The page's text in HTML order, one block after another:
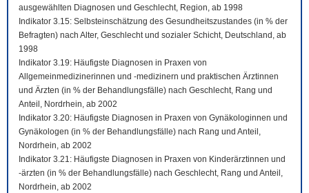
ausgewählten Diagnosen und Geschlecht, Region, ab 1998
Indikator 3.15: Selbsteinschätzung des Gesundheitszustandes (in % der
Befragten) nach Alter, Geschlecht und sozialer Schicht, Deutschland, ab
1998
Indikator 3.19: Häufigste Diagnosen in Praxen von
Allgemeinmedizinerinnen und -medizinern und praktischen Ärztinnen
und Ärzten (in % der Behandlungsfälle) nach Geschlecht, Rang und
Anteil, Nordrhein, ab 2002
Indikator 3.20: Häufigste Diagnosen in Praxen von Gynäkologinnen und
Gynäkologen (in % der Behandlungsfälle) nach Rang und Anteil,
Nordrhein, ab 2002
Indikator 3.21: Häufigste Diagnosen in Praxen von Kinderärztinnen und
-ärzten (in % der Behandlungsfälle) nach Geschlecht, Rang und Anteil,
Nordrhein, ab 2002